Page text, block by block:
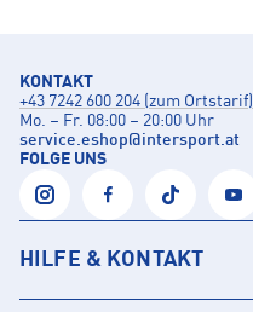
KONTAKT
+43 7242 600 204 (zum Ortstarif)
Mo. – Fr. 08:00 – 20:00 Uhr
service.eshop@intersport.at
FOLGE UNS
HILFE & KONTAKT